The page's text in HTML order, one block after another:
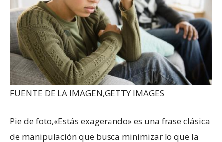
FUENTE DE LA IMAGEN,GETTY IMAGES
Pie de foto,«Estás exagerando» es una frase clásica
de manipulación que busca minimizar lo que la